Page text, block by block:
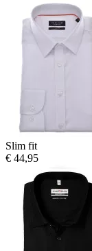
Slim fit
€ 44,95